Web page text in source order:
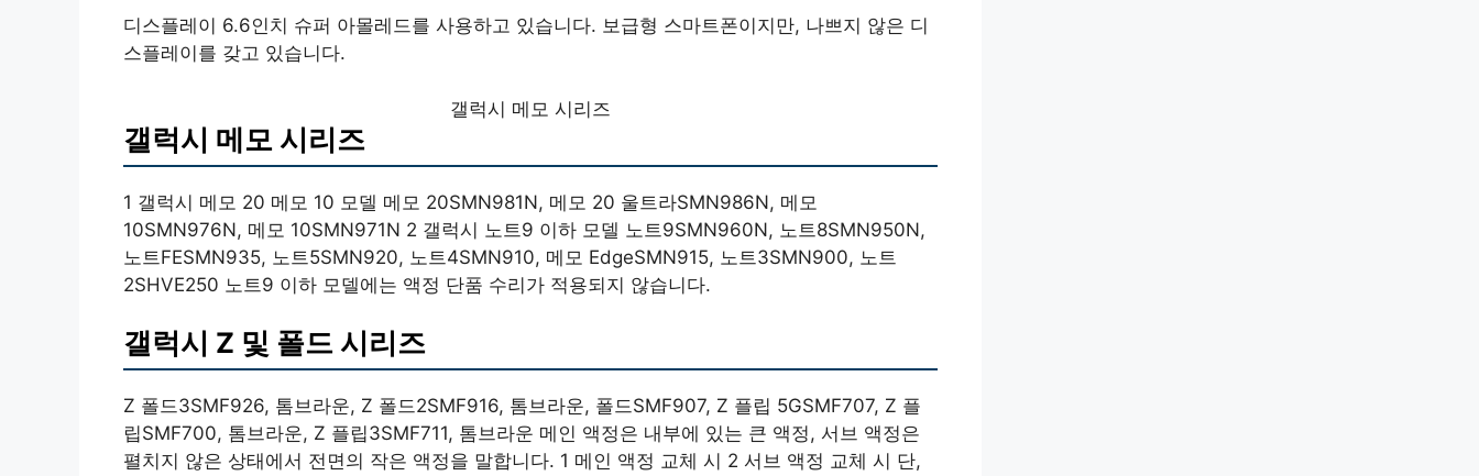
디스플레이 6.6인치 슈퍼 아몰레드를 사용하고 있습니다. 보급형 스마트폰이지만, 나쁘지 않은 디
스플레이를 갖고 있습니다.
갤럭시 메모 시리즈
갤럭시 메모 시리즈
1 갤럭시 메모 20 메모 10 모델 메모 20SMN981N, 메모 20 울트라SMN986N, 메모
10SMN976N, 메모 10SMN971N 2 갤럭시 노트9 이하 모델 노트9SMN960N, 노트8SMN950N,
노트FESMN935, 노트5SMN920, 노트4SMN910, 메모 EdgeSMN915, 노트3SMN900, 노트
2SHVE250 노트9 이하 모델에는 액정 단품 수리가 적용되지 않습니다.
갤럭시 Z 및 폴드 시리즈
Z 폴드3SMF926, 톰브라운, Z 폴드2SMF916, 톰브라운, 폴드SMF907, Z 플립 5GSMF707, Z 플
립SMF700, 톰브라운, Z 플립3SMF711, 톰브라운 메인 액정은 내부에 있는 큰 액정, 서브 액정은
펼치지 않은 상태에서 전면의 작은 액정을 말합니다. 1 메인 액정 교체 시 2 서브 액정 교체 시 단,